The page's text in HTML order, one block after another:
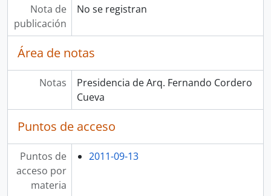
Nota de
publicación
No se registran
Área de notas
Notas
Presidencia de Arq. Fernando Cordero
Cueva
Puntos de acceso
Puntos de
acceso por
materia
2011-09-13